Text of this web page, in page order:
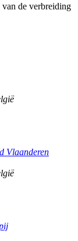
van de verbreiding
Vlaanderen